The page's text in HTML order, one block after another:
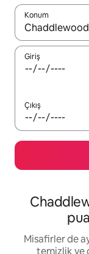
Konum
Sonuçlar
Giriş
Çıkış
Misafirler de
temizlik ve